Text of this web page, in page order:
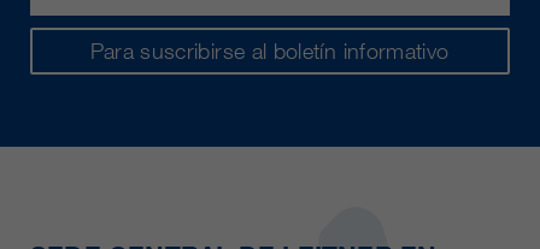
Para suscribirse al boletín informativo